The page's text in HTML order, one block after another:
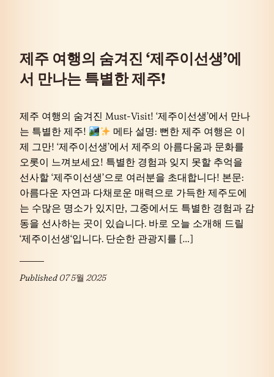
제주 여행의 숨겨진 ‘제주이선생’에
서 만나는 특별한 제주!
제주 여행의 숨겨진 Must-Visit! ‘제주이선생’에서 만나
는 특별한 제주!
메타 설명: 뻔한 제주 여행은 이
제 그만! ‘제주이선생’에서 제주의 아름다움과 문화를
오롯이 느껴보세요! 특별한 경험과 잊지 못할 추억을
선사할 ‘제주이선생’으로 여러분을 초대합니다! 본문:
아름다운 자연과 다채로운 매력으로 가득한 제주도에
는 수많은 명소가 있지만, 그중에서도 특별한 경험과 감
동을 선사하는 곳이 있습니다. 바로 오늘 소개해 드릴
‘제주이선생‘입니다. 단순한 관광지를 […]
Published07 5월 2025